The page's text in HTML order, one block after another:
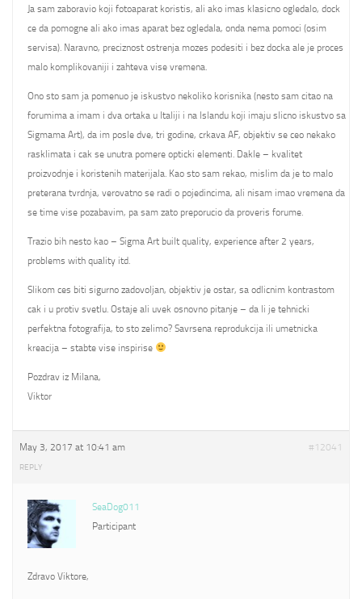
Ja sam zaboravio koji fotoaparat koristis, ali ako imas klasicno ogledalo, dock
ce da pomogne ali ako imas aparat bez ogledala, onda nema pomoci (osim
servisa). Naravno, preciznost ostrenja mozes podesiti i bez docka ale je proces
malo komplikovaniji i zahteva vise vremena.
Ono sto sam ja pomenuo je iskustvo nekoliko korisnika (nesto sam citao na
forumima a imam i dva ortaka u Italiji i na Islandu koji imaju slicno iskustvo sa
Sigmama Art), da im posle dve, tri godine, crkava AF, objektiv se ceo nekako
rasklimata i cak se unutra pomere opticki elementi. Dakle – kvalitet
proizvodnje i koristenih materijala. Kao sto sam rekao, mislim da je to malo
preterana tvrdnja, verovatno se radi o pojedincima, ali nisam imao vremena da
se time vise pozabavim, pa sam zato preporucio da proveris forume.
Trazio bih nesto kao – Sigma Art built quality, experience after 2 years,
problems with quality itd.
Slikom ces biti sigurno zadovoljan, objektiv je ostar, sa odlicnim kontrastom
cak i u protiv svetlu. Ostaje ali uvek osnovno pitanje – da li je tehnicki
perfektna fotografija, to sto zelimo? Savrsena reprodukcija ili umetnicka
kreacija – stabte vise inspirise
Pozdrav iz Milana,
Viktor
May 3, 2017 at 10:41 am #12041
REPLY
SeaDog011
Participant
Zdravo Viktore,